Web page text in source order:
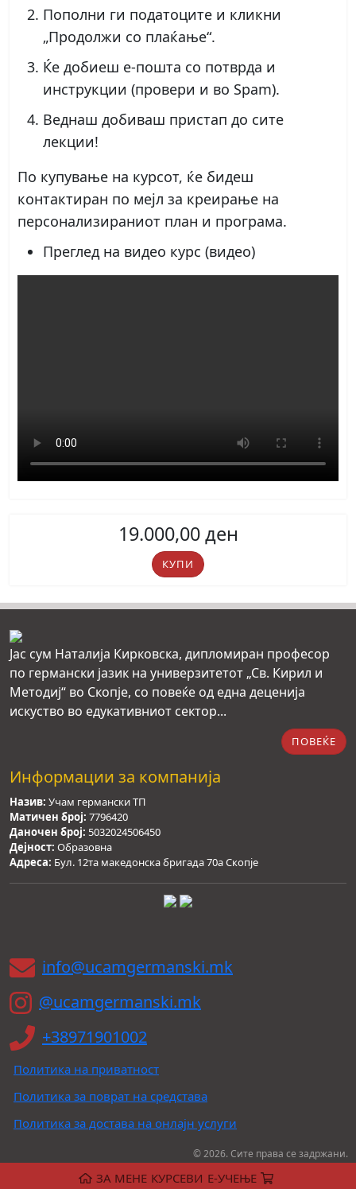
ЗА МЕНЕ КУРСЕВИ Е-УЧЕЊЕ
Пополни ги податоците и кликни
„Продолжи со плаќање“.
Ќе добиеш е-пошта со потврда и
инструкции (провери и во Spam).
Веднаш добиваш пристап до сите
лекции!
По купување на курсот, ќе бидеш
контактиран по мејл за креирање на
персонализираниот план и програма.
Преглед на видео курс (видео)
19.000,00ден
B2
Basis
КУПИ
Јас сум Наталија Кирковска, дипломиран професор
по германски јазик на универзитетот „Св. Кирил и
Методиј“ во Скопје, со повеќе од една деценија
искуство во едукативниот сектор...
ПОВЕЌЕ
Информации за компанија
Назив: Учам германски ТП
Матичен број: 7796420
Даночен број: 5032024506450
Дејност: Образовна
Адреса: Бул. 12та македонска бригада 70а Скопје
info@ucamgermanski.mk
@ucamgermanski.mk
+38971901002
Политика на приватност
Политика за поврат на средстава
Политика за достава на онлајн услуги
© 2026. Сите права се задржани.